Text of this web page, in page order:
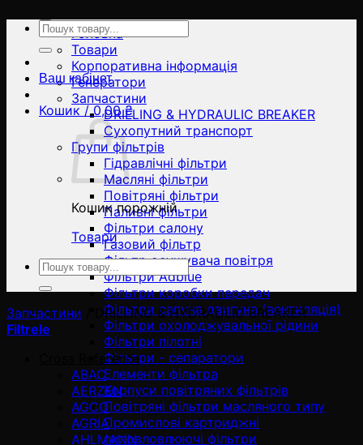
Головна
Товари
Корпоративна інформація
Генератори
Запчастини
DRILLING & HYDRAULIC BREAKER
Сухопутний транспорт
Групи фільтрів
Гідравлічні фільтри
Масляні фільтри
Повітряні фільтри
Паливні фільтри
Фільтри салону
Газовий фільтр
Фільтр осушувача повітря
Фільтри Adblue
Фільтри коробки передач
Фільтри сапуна двигуна (вентиляція)
Фільтри охолоджувальної рідини
Фільтри пілотні
Фільтри - сепаратори
Елементи фільтра
Корпуси повітряних фільтрів
Повітряні фільтри масляного типу
Промислові картриджні
пиловловлюючі фільтри
Ara:
Ваш кабінет
Кошик /0,00₴
Кошик порожній
Товари
Ara:
Запчастини
DRILLING & HYDRAULIC BREAKER
Filtrele
Cross Reference
ABAC
AERZEN
AGCO
AGRIA
AHLMANN